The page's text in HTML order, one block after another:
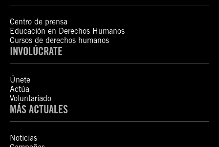
Centro de prensa
Educación en Derechos Humanos
Cursos de derechos humanos
INVOLÚCRATE
Únete
Actúa
Voluntariado
MÁS ACTUALES
Noticias